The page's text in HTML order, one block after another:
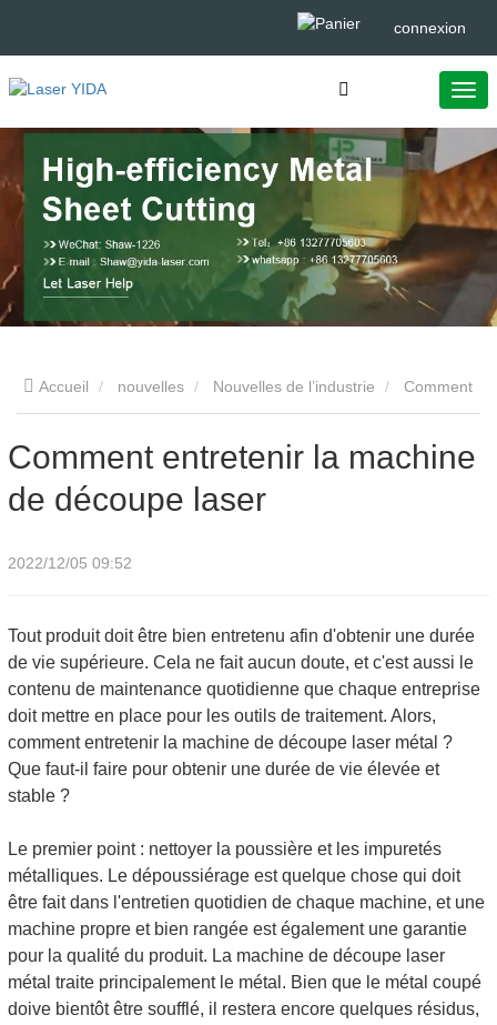
connexion
Accueil nouvelles Nouvelles de l’industrie
Comment entretenir la machine
de découpe laser
2022/12/05 09:52
Tout produit doit être bien entretenu afin d'obtenir une durée
de vie supérieure. Cela ne fait aucun doute, et c'est aussi le
contenu de maintenance quotidienne que chaque entreprise
doit mettre en place pour les outils de traitement. Alors,
comment entretenir la machine de découpe laser métal ?
Que faut-il faire pour obtenir une durée de vie élevée et
stable ?
Le premier point : nettoyer la poussière et les impuretés
métalliques. Le dépoussiérage est quelque chose qui doit
être fait dans l'entretien quotidien de chaque machine, et une
machine propre et bien rangée est également une garantie
pour la qualité du produit. La machine de découpe laser
métal traite principalement le métal. Bien que le métal coupé
doive bientôt être soufflé, il restera encore quelques résidus,